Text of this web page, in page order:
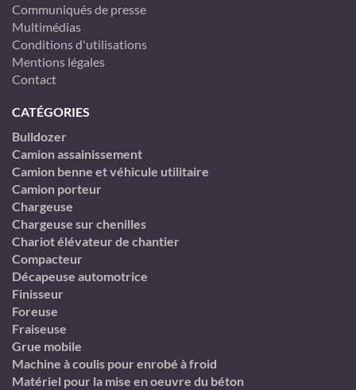
Communiqués de presse
Multimédias
Conditions d'utilisations
Mentions légales
Contact
CATÉGORIES
Bulldozer
Camion assainissement
Camion benne et véhicule utilitaire
Camion porteur
Chargeuse
Chargeuse sur chenilles
Chariot élévateur de chantier
Compacteur
Décapeuse automotrice
Finisseur
Foreuse
Fraiseuse
Grue mobile
Machine à coulis pour enrobé à froid
Matériel pour la mise en oeuvre du béton